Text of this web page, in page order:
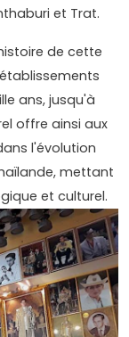
et Trat.
de cette
ans, jusqu'à
offre ainsi aux
l'évolution
mettant
et culturel.